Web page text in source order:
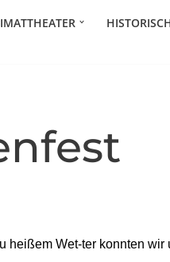
heißem Wet-ter konnten wir